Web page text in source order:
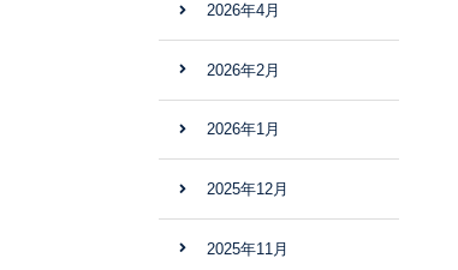
2026年4月
2026年2月
2026年1月
2025年12月
2025年11月